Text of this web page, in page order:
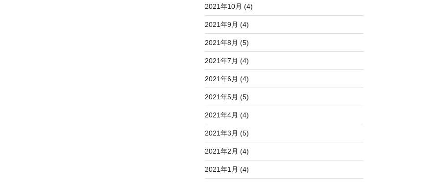
2021年10月 (4)
2021年9月 (4)
2021年8月 (5)
2021年7月 (4)
2021年6月 (4)
2021年5月 (5)
2021年4月 (4)
2021年3月 (5)
2021年2月 (4)
2021年1月 (4)